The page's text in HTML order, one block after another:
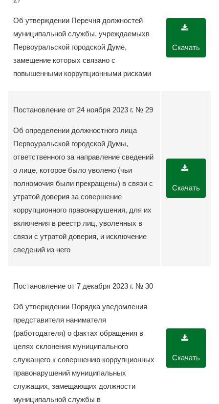
Об утверждении Перечня должностей
муниципальной службы, учреждаемыхв
Первоуральской городской Думе,
замещение которых связано с
повышенными коррупционными рисками
Скачать
Постановление от 24 ноября 2023 г. № 29
Об определении должностного лица
Первоуральской городской Думы,
ответственного за направление сведений
о лице, которое было уволено (чьи
полномочия были прекращены) в связи с
утратой доверия за совершение
коррупционного правонарушения, для их
включения в реестр лиц, уволенных в
связи с утратой доверия, и исключение
сведений из него
Скачать
Постановление от 7 декабря 2023 г. № 30
Об утверждении Порядка уведомления
представителя нанимателя
(работодателя) о фактах обращения в
целях склонения муниципального
служащего к совершению коррупционных
правонарушений муниципальных
служащих, замещающих должности
муниципальной службы в
Скачать